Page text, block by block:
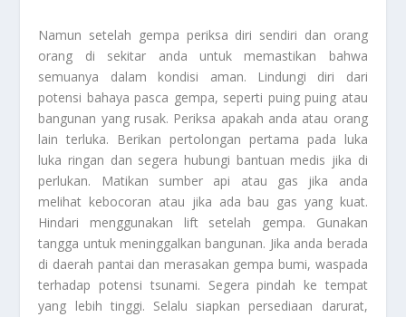
Namun setelah gempa periksa diri sendiri dan orang
orang di sekitar anda untuk memastikan bahwa
semuanya dalam kondisi aman. Lindungi diri dari
potensi bahaya pasca gempa, seperti puing puing atau
bangunan yang rusak. Periksa apakah anda atau orang
lain terluka. Berikan pertolongan pertama pada luka
luka ringan dan segera hubungi bantuan medis jika di
perlukan. Matikan sumber api atau gas jika anda
melihat kebocoran atau jika ada bau gas yang kuat.
Hindari menggunakan lift setelah gempa. Gunakan
tangga untuk meninggalkan bangunan. Jika anda berada
di daerah pantai dan merasakan gempa bumi, waspada
terhadap potensi tsunami. Segera pindah ke tempat
yang lebih tinggi. Selalu siapkan persediaan darurat,